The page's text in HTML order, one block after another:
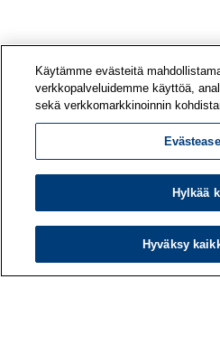
Käytämme evästeitä
verkkopalveluidemme käyttöä,
sekä verkkomarkkinoinnin
Hylkää
Hyväksy